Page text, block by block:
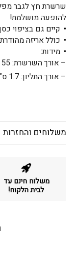
שרשרת חץ לגבר
להופעה מושלמת!
קיים גם בציפוי
כולל אריזה מהודרת
מידות:
– אורך השרשרת: 55 ס”מ
– אורך התליון: 1.7 ס”מ
משלוחים והחזרות
משלוח חינם עד
לבית הלקוח!